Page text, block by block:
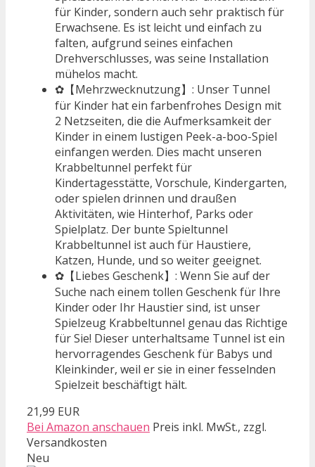
für Kinder, sondern auch sehr praktisch für
Erwachsene. Es ist leicht und einfach zu
falten, aufgrund seines einfachen
Drehverschlusses, was seine Installation
mühelos macht.
✿【Mehrzwecknutzung】: Unser Tunnel
für Kinder hat ein farbenfrohes Design mit
2 Netzseiten, die die Aufmerksamkeit der
Kinder in einem lustigen Peek-a-boo-Spiel
einfangen werden. Dies macht unseren
Krabbeltunnel perfekt für
Kindertagesstätte, Vorschule, Kindergarten,
oder spielen drinnen und draußen
Aktivitäten, wie Hinterhof, Parks oder
Spielplatz. Der bunte Spieltunnel
Krabbeltunnel ist auch für Haustiere,
Katzen, Hunde, und so weiter geeignet.
✿【Liebes Geschenk】: Wenn Sie auf der
Suche nach einem tollen Geschenk für Ihre
Kinder oder Ihr Haustier sind, ist unser
Spielzeug Krabbeltunnel genau das Richtige
für Sie! Dieser unterhaltsame Tunnel ist ein
hervorragendes Geschenk für Babys und
Kleinkinder, weil er sie in einer fesselnden
Spielzeit beschäftigt hält.
21,99 EUR
Bei Amazon anschauen Preis inkl. MwSt., zzgl.
Versandkosten
Neu